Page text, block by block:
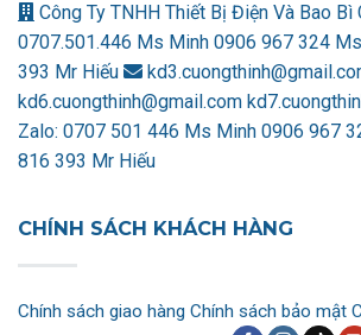
Công Ty TNHH Thiết Bị Điện Và Bao Bì
0707.501.446 Ms Minh 0906 967 324
393 Mr Hiếu
kd6.cuongthinh@gmail.com
Zalo: 0707 501 446 Ms Minh 0906 967
816 393 Mr Hiếu
CHÍNH SÁCH KHÁCH HÀNG
Chính sách giao hàng Chính sách bảo mật